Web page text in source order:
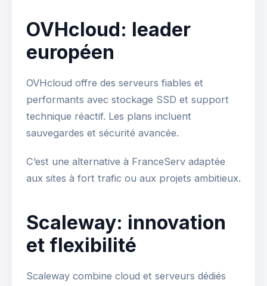
OVHcloud: leader
européen
OVHcloud offre des serveurs fiables et
performants avec stockage SSD et support
technique réactif. Les plans incluent
sauvegardes et sécurité avancée.
C’est une alternative à FranceServ adaptée
aux sites à fort trafic ou aux projets ambitieux.
Scaleway: innovation
et flexibilité
Scaleway combine cloud et serveurs dédiés